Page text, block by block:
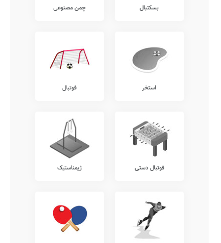
بسکتبال چمن مصنوعی
استخر فوتبال
فوتبال دستی ژیمناستیک